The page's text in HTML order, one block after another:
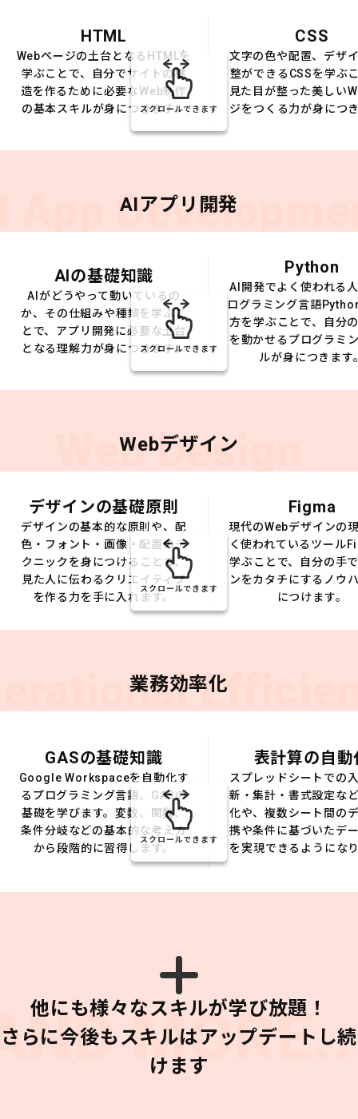
HTML
Webページの土台となるHTMLを
学ぶことで、自分でサイトの構
造を作るために必要なWeb制作
の基本スキルが身につきます。
CSS
文字の色や配置、デザ
整ができるCSSを学ぶ
見た目が整った美しい
ジをつくる力が身につ
スクロールできます
App AIアプリ開発
AIの基礎知識
AIがどうやって動いているの
か、その仕組みや種類を学ぶこ
とで、アプリ開発に必要な土台
となる理解力が身につきます。
Python
AI開発でよく使われる
ログラミング言語
方を学ぶことで、自分
を動かせるプログラミ
ルが身につきます
スクロールできます
Web Design
Webデザイン
デザインの基礎原則
デザインの基本的な原則や、配
色・フォント・画像・配置のテ
クニックを身につけることで、
見た人に伝わるクリエイティブ
を作る力を手に入れます。
Figma
現代のWebデザインの
く使われているツール
学ぶことで、自分の手
ンをカタチにするノウ
につけます。
スクロールできます
業務効率化
GASの基礎知識
Google Workspaceを自動化す
るプログラミング言語、GASの
基礎を学びます。変数、関数、
条件分岐などの基本的な考え方
から段階的に習得します。
表計算の自動
スプレッドシートでの
新・集計・書式設定な
化や、複数シート間の
携や条件に基づいたデ
を実現できるようにな
スクロールできます
他にも様々なスキルが学び放題！
さらに今後もスキルはアップデートし続
けます